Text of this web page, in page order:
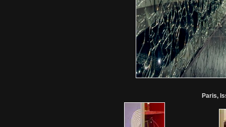
Paris,